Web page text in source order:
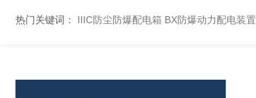
热门关键词： IIIC防尘防爆配电箱 BX防爆动力配电装置